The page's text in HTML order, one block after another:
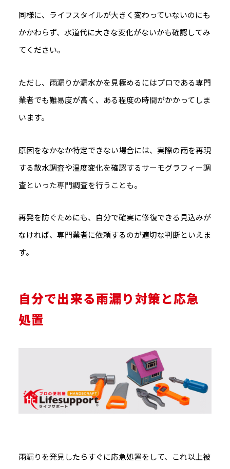
同様に、ライフスタイルが大きく変わっていないのにも
かかわらず、水道代に大きな変化がないかも確認してみ
てください。
ただし、雨漏りか漏水かを見極めるにはプロである専門
業者でも難易度が高く、ある程度の時間がかかってしま
います。
原因をなかなか特定できない場合には、実際の雨を再現
する散水調査や温度変化を確認するサーモグラフィー調
査といった専門調査を行うことも。
再発を防ぐためにも、自分で確実に修復できる見込みが
なければ、専門業者に依頼するのが適切な判断といえま
す。
自分で出来る雨漏り対策と応急
処置
雨漏りを発見したらすぐに応急処置をして、これ以上被